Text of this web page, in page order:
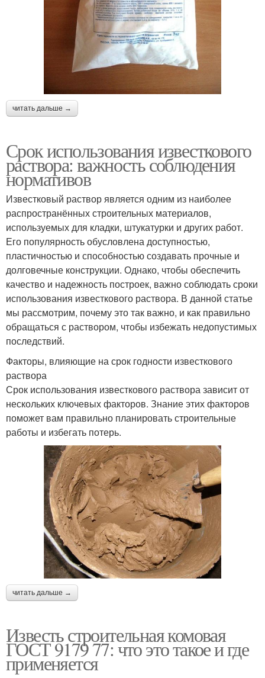
читать дальше →
Срок использования известкового
раствора: важность соблюдения
нормативов
Известковый раствор является одним из наиболее
распространённых строительных материалов,
используемых для кладки, штукатурки и других работ.
Его популярность обусловлена доступностью,
пластичностью и способностью создавать прочные и
долговечные конструкции. Однако, чтобы обеспечить
качество и надежность построек, важно соблюдать сроки
использования известкового раствора. В данной статье
мы рассмотрим, почему это так важно, и как правильно
обращаться с раствором, чтобы избежать недопустимых
последствий.
Факторы, влияющие на срок годности известкового
раствора
Срок использования известкового раствора зависит от
нескольких ключевых факторов. Знание этих факторов
поможет вам правильно планировать строительные
работы и избегать потерь.
читать дальше →
Известь строительная комовая
ГОСТ 9179 77: что это такое и где
применяется